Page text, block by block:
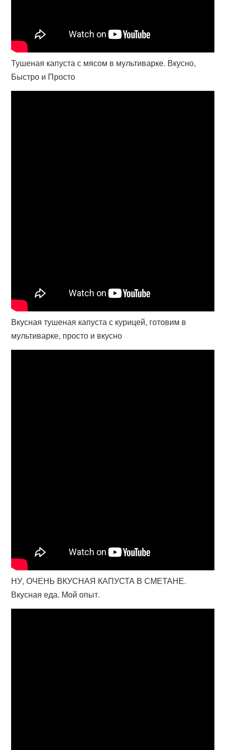
Тушеная капуста с мясом в мультиварке. Вкусно,
Быстро и Просто
Вкусная тушеная капуста с курицей, готовим в
мультиварке, просто и вкусно
НУ, ОЧЕНЬ ВКУСНАЯ КАПУСТА В СМЕТАНЕ.
Вкусная еда. Мой опыт.